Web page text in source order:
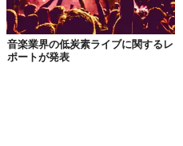
音楽業界の低炭素ライブに関するレ
ポートが発表